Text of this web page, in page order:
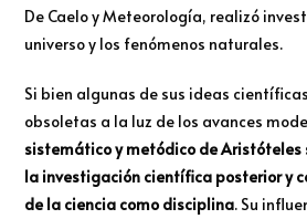
De Caelo y Meteorología, realizó
universo y los fenómenos naturales.
Si bien algunas de sus ideas
obsoletas a la luz de los avances
sistemático y metódico de Aristóteles
la investigación científica posterior y
de la ciencia como disciplina. Su